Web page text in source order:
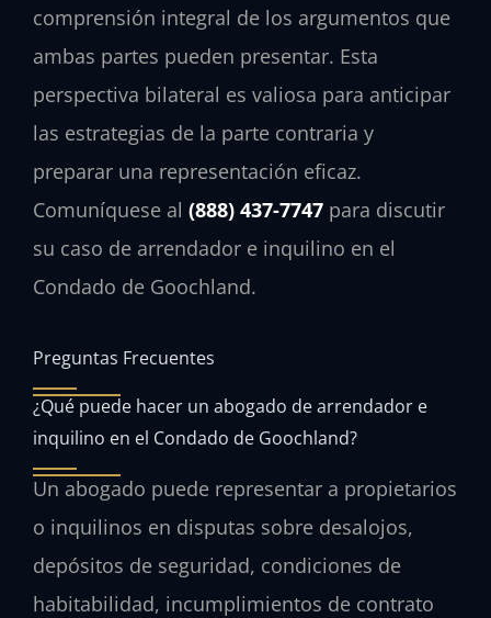
comprensión integral de los argumentos que
ambas partes pueden presentar. Esta
perspectiva bilateral es valiosa para anticipar
las estrategias de la parte contraria y
preparar una representación eficaz.
Comuníquese al (888) 437-7747 para discutir
su caso de arrendador e inquilino en el
Condado de Goochland.
Preguntas Frecuentes
¿Qué puede hacer un abogado de arrendador e
inquilino en el Condado de Goochland?
Un abogado puede representar a propietarios
o inquilinos en disputas sobre desalojos,
depósitos de seguridad, condiciones de
habitabilidad, incumplimientos de contrato